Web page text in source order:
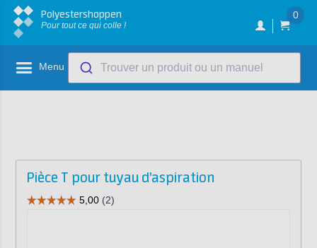
Polyestershoppen
Pour tout ce qui colle !
0
Menu Trouver un produit ou un manuel
Pièce T pour tuyau d'aspiration